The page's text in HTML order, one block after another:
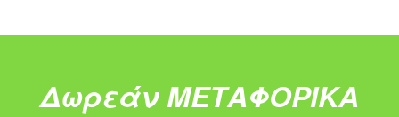
Δωρεάν ΜΕΤΑΦΟΡΙΚΑ